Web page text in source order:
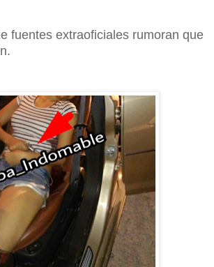
fuentes extraoficiales rumoran que